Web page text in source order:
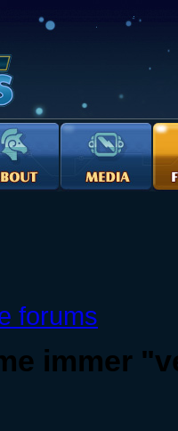
forums
immer